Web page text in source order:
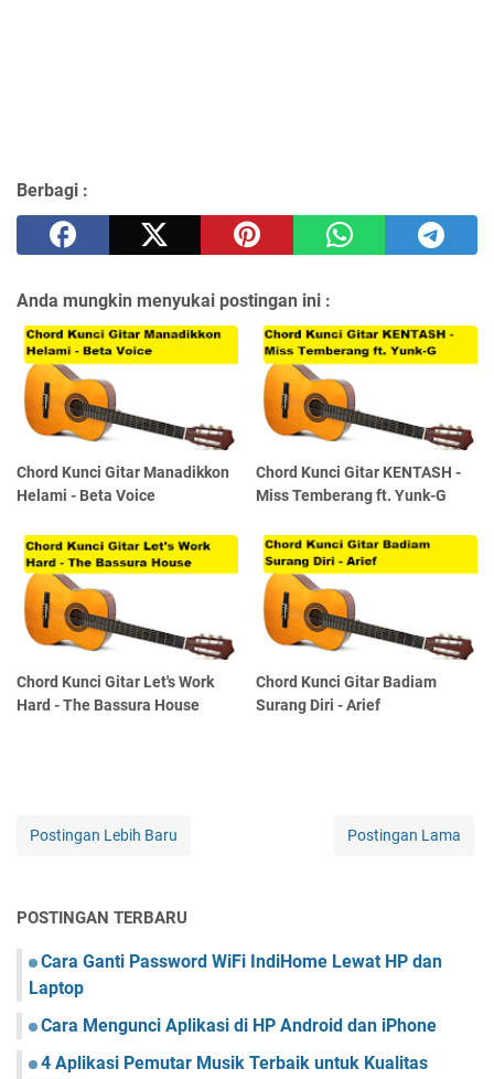
Berbagi :
Anda mungkin menyukai postingan ini :
Chord Kunci Gitar Manadikkon
Helami - Beta Voice
Chord Kunci Gitar KENTASH -
Miss Temberang ft. Yunk-G
Chord Kunci Gitar Let's Work
Hard - The Bassura House
Chord Kunci Gitar Badiam
Surang Diri - Arief
Postingan Lebih Baru Postingan Lama
POSTINGAN TERBARU
Cara Ganti Password WiFi IndiHome Lewat HP dan
Laptop
Cara Mengunci Aplikasi di HP Android dan iPhone
4 Aplikasi Pemutar Musik Terbaik untuk Kualitas